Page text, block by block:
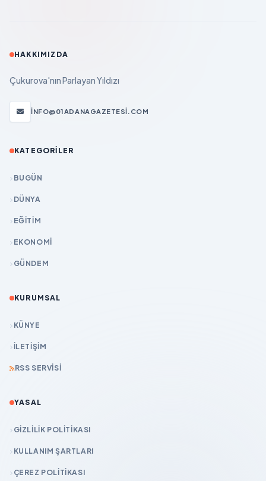
HAKKIMIZDA
Çukurova'nın Parlayan Yıldızı
INFO@01ADANAGAZETESI.COM
KATEGORILER
BUGÜN
DÜNYA
EĞİTİM
EKONOMİ
GÜNDEM
KURUMSAL
KÜNYE
İLETIŞIM
RSS SERVISI
YASAL
GIZLILIK POLITIKASI
KULLANIM ŞARTLARI
ÇEREZ POLITIKASI